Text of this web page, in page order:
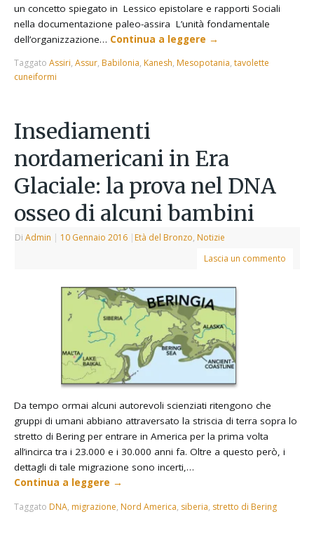
un concetto spiegato in Lessico epistolare e rapporti Sociali
nella documentazione paleo-assira L’unità fondamentale
dell’organizzazione… Continua a leggere →
TaggatoAssiri,Assur, Babilonia, Kanesh, Mesopotania,tavolette
cuneiformi
Insediamenti
nordamericani in Era
Glaciale: la prova nel DNA
osseo di alcuni bambini
DiAdmin | 10 Gennaio 2016 | Età del Bronzo, Notizie
Lascia un commento
Da tempo ormai alcuni autorevoli scienziati ritengono che
gruppi di umani abbiano attraversato la striscia di terra sopra lo
stretto di Bering per entrare in America per la prima volta
all’incirca tra i 23.000 e i 30.000 anni fa. Oltre a questo però, i
dettagli di tale migrazione sono incerti,…
Continua a leggere →
Taggato DNA, migrazione, Nord America, siberia, stretto di Bering